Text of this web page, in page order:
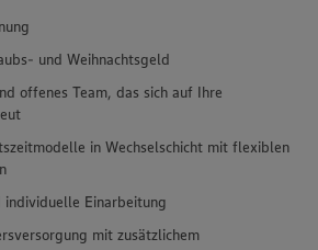
und Weihnachtsgeld
offenes Team, das sich auf Ihre
in Wechselschicht mit flexiblen
individuelle Einarbeitung
mit zusätzlichem